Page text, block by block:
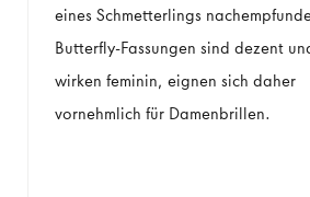
eines Schmetterlings
Butterfly-Fassungen sind dezent
wirken feminin, eignen sich daher
vornehmlich für Damenbrillen.